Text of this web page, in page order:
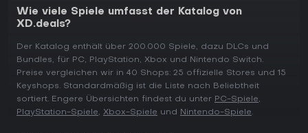
Wie viele Spiele umfasst der Katalog von
XD.deals?
Der Katalog enthält über 200.000 Spiele, dazu DLCs und
Bundles, für PC, PlayStation, Xbox und Nintendo Switch.
Preise vergleichen wir in 40 Shops: 25 offizielle Stores und 15
Keyshops. Standardmäßig ist die Liste nach Beliebtheit
sortiert. Engere Übersichten findest du unter PC-Spiele,
PlayStation-Spiele, Xbox-Spiele und Nintendo-Spiele.